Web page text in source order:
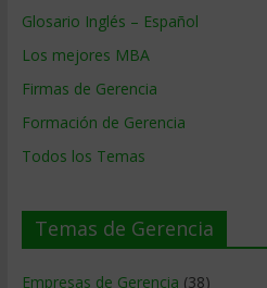
Glosario Inglés – Español
Los mejores MBA
Firmas de Gerencia
Formación de Gerencia
Todos los Temas
Temas de Gerencia
Empresas de Gerencia (38)